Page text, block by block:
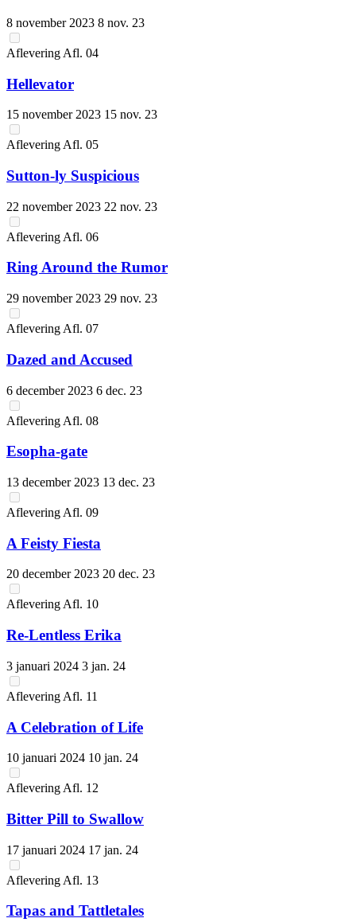
8 november 2023 8 nov. 23
Aflevering Afl. 04
Hellevator
15 november 2023 15 nov. 23
Aflevering Afl. 05
Sutton-ly Suspicious
22 november 2023 22 nov. 23
Aflevering Afl. 06
Ring Around the Rumor
29 november 2023 29 nov. 23
Aflevering Afl. 07
Dazed and Accused
6 december 2023 6 dec. 23
Aflevering Afl. 08
Esopha-gate
13 december 2023 13 dec. 23
Aflevering Afl. 09
A Feisty Fiesta
20 december 2023 20 dec. 23
AfleveringAfl. 10
Re-Lentless Erika
3 januari 2024 3 jan. 24
Aflevering Afl. 11
A Celebration of Life
10 januari 2024 10 jan. 24
Aflevering Afl. 12
Bitter Pill to Swallow
17 januari 2024 17 jan. 24
Aflevering Afl. 13
Tapas and Tattletales